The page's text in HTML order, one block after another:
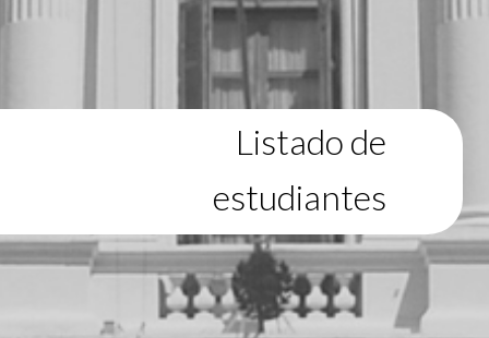
Listado de
estudiantes